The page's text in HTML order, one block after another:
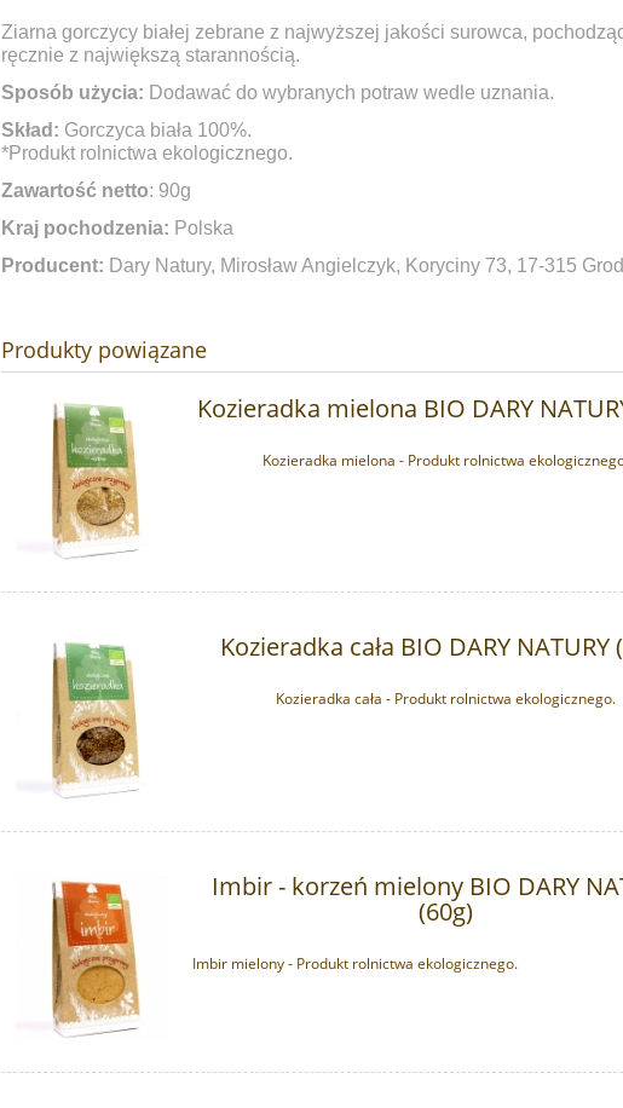
Delbet - chlorek magnezu DUŻA
PORCJA - 10 szt
389,90 zł
Cena regularna:
Redox Pokrywka (80g)
do koszyka
Ziarna gorczycy białej zebrane z najwyższej jakości surowca,
ręcznie z największą starannością.
Sposób użycia: Dodawać do wybranych potraw wedle uznania.
Skład: Gorczyca biała 100%.
*Produkt rolnictwa ekologicznego.
Zawartość netto: 90g
Kraj pochodzenia: Polska
Producent: Dary Natury, Mirosław Angielczyk, Koryciny 73, 17-315
Produkty powiązane
Kozieradka mielona BIO DARY
Kozieradka mielona - Produkt rolnictwa
Kozieradka cała BIO DARY NATURY
Kozieradka cała - Produkt rolnictwa ekologicznego.
Imbir - korzeń mielony BIO DARY
(60g)
Imbir mielony - Produkt rolnictwa ekologicznego.